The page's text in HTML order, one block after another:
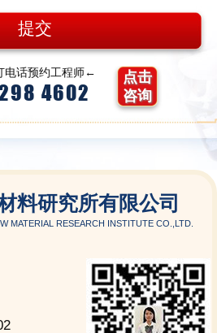
电话预约工程师←
4602
点击
咨询
料研究所有限公司
MATERIAL RESEARCH INSTITUTE CO.,LTD.